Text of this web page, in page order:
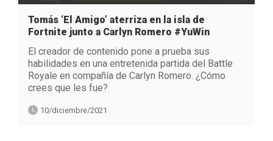
Tomás ‘El Amigo’ aterriza en la isla de
Fortnite junto a Carlyn Romero #YuWin
El creador de contenido pone a prueba sus
habilidades en una entretenida partida del Battle
Royale en compañía de Carlyn Romero. ¿Cómo
crees que les fue?
10/diciembre/2021